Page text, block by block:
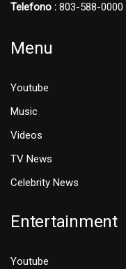
Telefono : 803-588-0000
Menu
Youtube
Music
Videos
TV News
Celebrity News
Entertainment
Youtube